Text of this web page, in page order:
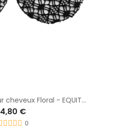
Barrette résille pour cheveux Floral - EQUITHEME
4,80 €
0